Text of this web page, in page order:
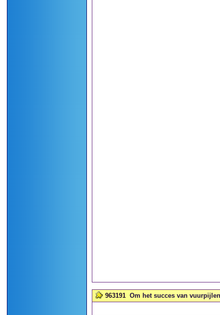
963191 Om het succes van